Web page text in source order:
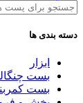
دسته بندی ها
ابزار
بست
بست